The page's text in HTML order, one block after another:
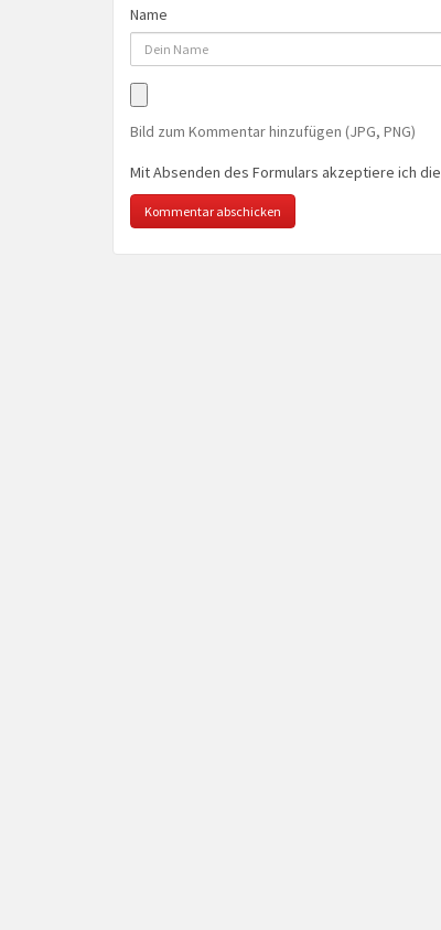
Name
Bild zum Kommentar hinzufügen (JPG, PNG)
Mit Absenden des Formulars akzeptiere ich die